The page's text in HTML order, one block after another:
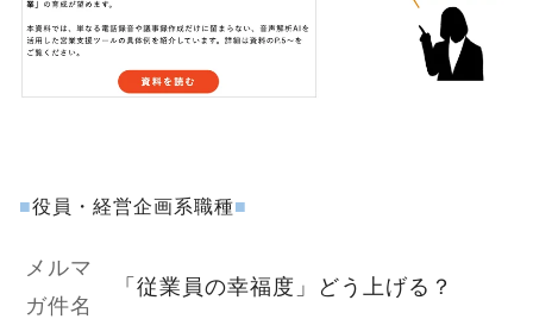
■役員・経営企画系職種■
メルマ
ガ件名
「従業員の幸福度」どう上げる？